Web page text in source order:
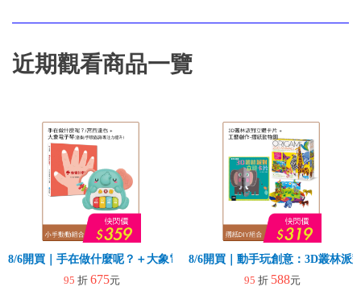
近期觀看商品一覽
8/6開買｜手在做什麼呢？＋大象電子琴
95 折 675元
8/6開買｜動手玩創意：3D叢林派
95 折 588元